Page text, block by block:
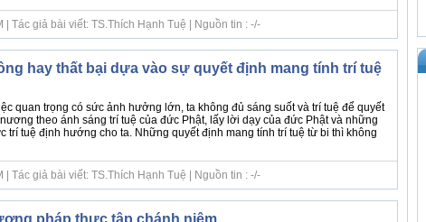
Tác giả bài viết: TS.Thích Hạnh Tuệ | Nguồn tin : -/-
hay thất bại dựa vào sự quyết định mang tính trí tuệ
quan trọng có sức ảnh hưởng lớn, ta không đủ sáng suốt và trí tuệ để quyết
theo ánh sáng trí tuệ của đức Phật, lấy lời dạy của đức Phật và những
trí tuệ định hướng cho ta. Những quyết định mang tính trí tuệ từ bi thì không
Tác giả bài viết: TS.Thích Hạnh Tuệ | Nguồn tin : -/-